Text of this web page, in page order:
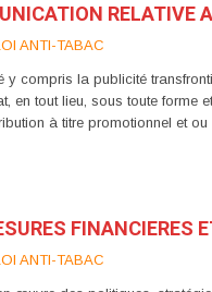
RELATIVE
ANTI-TABAC
y compris la publicité
en tout lieu, sous toute forme
à titre promotionnel et
FINANCIERES
ANTI-TABAC